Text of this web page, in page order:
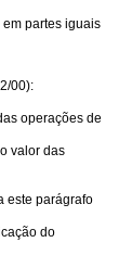
partes iguais
00):
operações de
valor das
este parágrafo
do